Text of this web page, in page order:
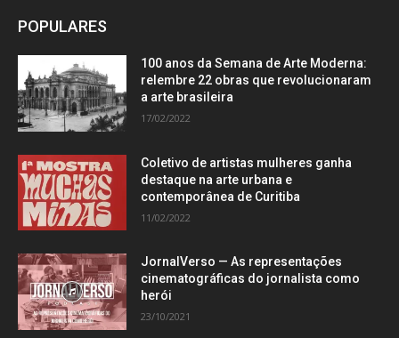
POPULARES
100 anos da Semana de Arte Moderna:
relembre 22 obras que revolucionaram
a arte brasileira
17/02/2022
Coletivo de artistas mulheres ganha
destaque na arte urbana e
contemporânea de Curitiba
11/02/2022
JornalVerso — As representações
cinematográficas do jornalista como
herói
23/10/2021